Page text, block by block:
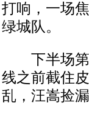
打响，一场
绿城队。
下半场第
线之前截住
乱，汪嵩捡